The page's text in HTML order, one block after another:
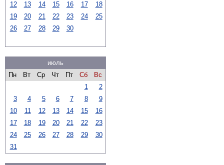
12
13 14 15 16 17
18
19
20 21 22 23 24
25
26
27 28 29 30
июль
Пн
Вт Ср Чт Пт Сб
Вс
1
2
3
4 5 6 7 8
9
10
11 12 13 14 15
16
17
18 19 20 21 22
23
24
25 26 27 28 29
30
31